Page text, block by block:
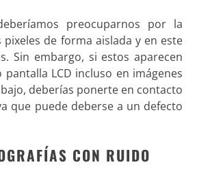
preocuparnos por la
de forma aislada y en este
Sin embargo, si estos aparecen
LCD incluso en imágenes
deberías ponerte en contacto
que puede deberse a un defecto
CON RUIDO